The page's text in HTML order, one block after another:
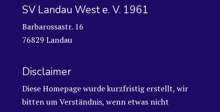
SV Landau West e. V. 1961
Barbarossastr. 16
76829 Landau
Disclaimer
Diese Homepage wurde kurzfristig erstellt, wir
bitten um Verständnis, wenn etwas nicht